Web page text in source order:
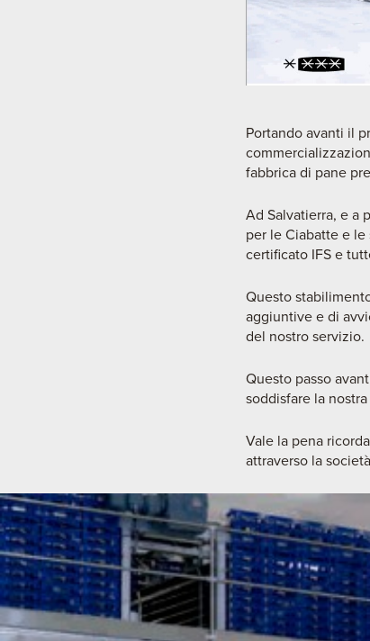
Portando avanti il
fabbrica di pane
Ad Salvatierra, e a
per le Ciabatte e
certificato IFS e
Questo
aggiuntive e di
del nostro servizio.
Questo passo
soddisfare la
Vale la pena
attraverso la